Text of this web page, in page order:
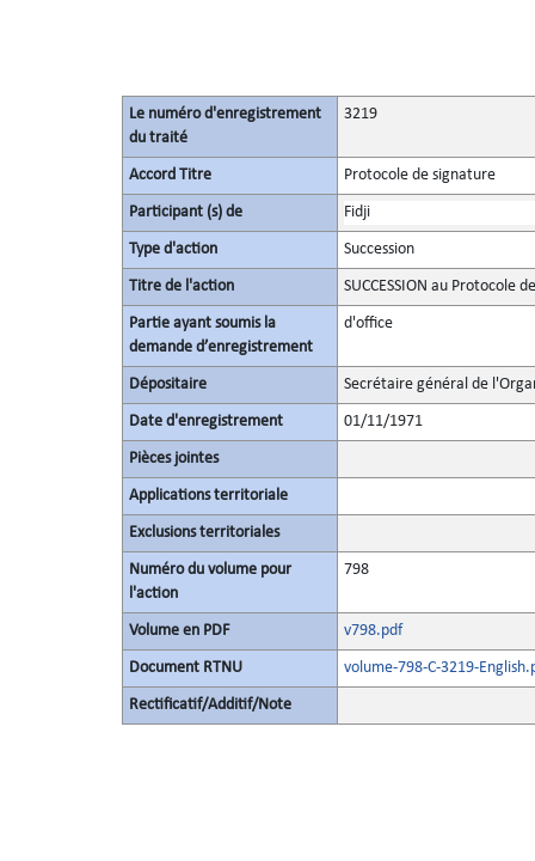
Le numéro d'enregistrement
du traité
3219
Accord Titre Protocole de signature
Participant (s) de Fidji
Type d'action Succession
Titre de l'action SUCCESSION au Protocole
Partie ayant soumis la
demande d’enregistrement
d'office
Dépositaire Secrétaire général de
Date d'enregistrement 01/11/1971
Pièces jointes
Applications territoriale
Exclusions territoriales
Numéro du volume pour
l'action
798
Volume en PDF v798.pdf
Document RTNU volume-798-C-3219-
Rectificatif/Additif/Note